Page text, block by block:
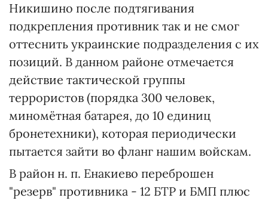
Никишино после подтягивания
подкрепления противник так и не смог
оттеснить украинские подразделения с их
позиций. В данном районе отмечается
действие тактической группы
террористов (порядка 300 человек,
миномётная батарея, до 10 единиц
бронетехники), которая периодически
пытается зайти во фланг нашим войскам.
В район н. п. Енакиево переброшен
"резерв" противника - 12 БТР и БМП плюс